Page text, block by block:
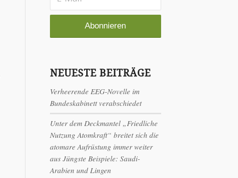
NEUESTE BEITRÄGE
Verheerende EEG-Novelle im
Bundeskabinett verabschiedet
Unter dem Deckmantel „Friedliche
Nutzung Atomkraft“ breitet sich die
atomare Aufrüstung immer weiter
aus Jüngste Beispiele: Saudi-
Arabien und Lingen